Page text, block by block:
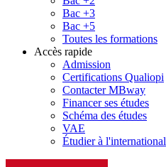
Bac +3
Bac +5
Toutes les formations
Accès rapide
Admission
Certifications Qualiopi
Contacter MBway
Financer ses études
Schéma des études
VAE
Étudier à l'international